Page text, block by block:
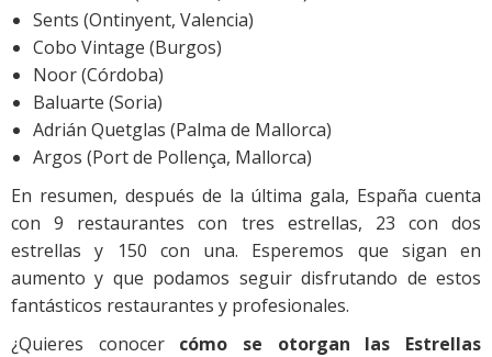
Sents (Ontinyent, Valencia)
Cobo Vintage (Burgos)
Noor (Córdoba)
Baluarte (Soria)
Adrián Quetglas (Palma de Mallorca)
Argos (Port de Pollença, Mallorca)
En resumen, después de la última gala, España cuenta
con 9 restaurantes con tres estrellas, 23 con dos
estrellas y 150 con una. Esperemos que sigan en
aumento y que podamos seguir disfrutando de estos
fantásticos restaurantes y profesionales.
¿Quieres conocer cómo se otorgan las Estrellas